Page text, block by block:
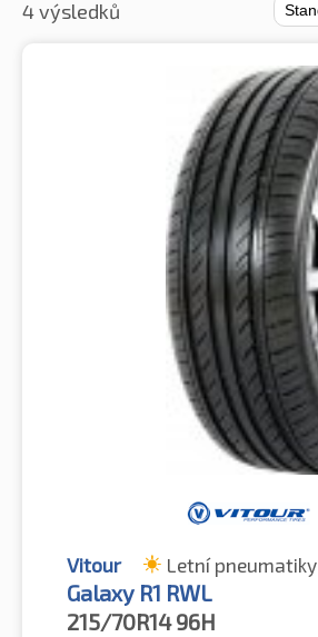
4 výsledků
Vitour Letní pneumatiky
Galaxy R1 RWL
215/70R14 96H